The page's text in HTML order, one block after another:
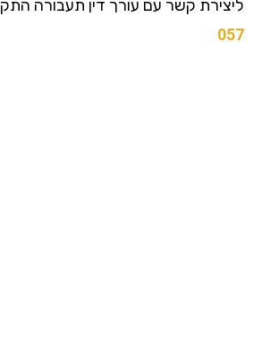
קשר עם עורך דין תעבורה התקשרו: